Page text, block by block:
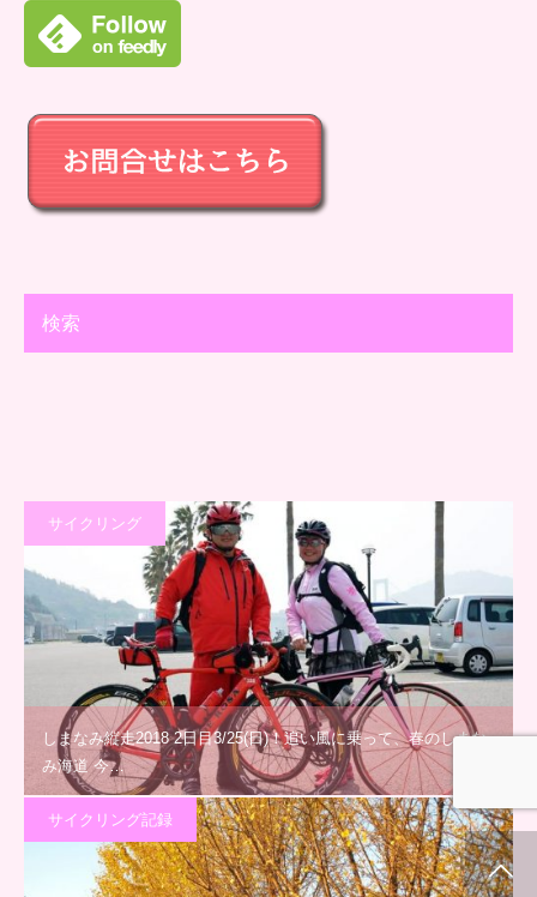
検索
サイクリング
しまなみ縦走2018 2日目3/25(日)！追い風に乗って、春のしまな
み海道 今…
サイクリング記録
新着情報 シェア お問合せ